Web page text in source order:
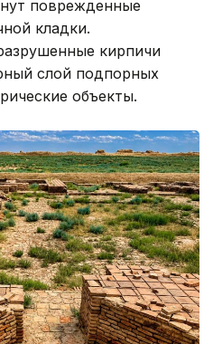
поврежденные
кладки.
кирпичи
слой подпорных
объекты.